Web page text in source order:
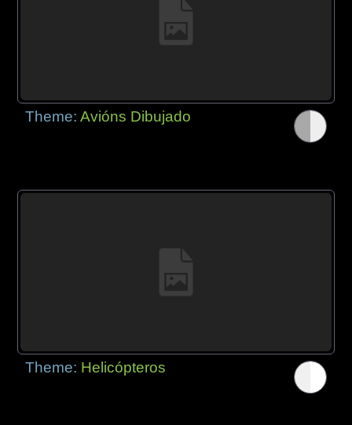
Theme:Avións Dibujado
Theme: Helicópteros